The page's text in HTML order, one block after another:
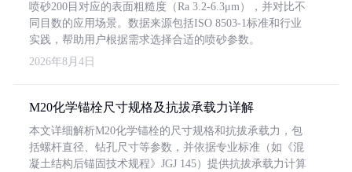
喷砂200目对应的表面粗糙度（Ra 3.2-6.3μm），并对比不
同目数的应用场景。数据来源包括ISO 8503-1标准和行业
实践，帮助用户根据需求选择合适的喷砂参数。
2026年8月4日
M20化学锚栓尺寸规格及抗拔承载力详解
本文详细解析M20化学锚栓的尺寸规格和抗拔承载力，包
括螺杆直径、钻孔尺寸等参数，并依据专业标准（如《混
凝土结构后锚固技术规程》JGJ 145）提供抗拔承载力计算